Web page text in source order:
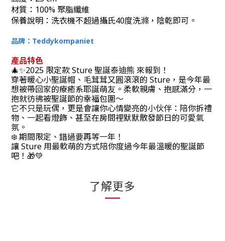
材質： 100% 聚脂纖維
保養說明：洗衣機不超過攝氏40度洗滌，陰乾即可。
品牌：Teddykompaniet
產品特色
🎄✨2025 限定款 Sture 聖誕泰迪熊 來報到！
穿著暖心小聖誕帽、毛茸茸又圓滾滾的 Sture，是今年最
想被帶回家的療癒系耶誕萌友。柔軟親膚、抱感滿分，一
抱就彷彿被聖誕節的幸福包圍～
它不只是玩偶，更是會讓你心情變亮的小伙伴：陪你拆禮
物、一起看燈飾、甚至在房間裡默默散發節日的可愛氣
氛。
❄️ 期間限定、錯過要再等一年！
讓 Sture 用最軟萌的方式陪你度過今年最溫暖的聖誕節
吧！🎁💚
了解更多